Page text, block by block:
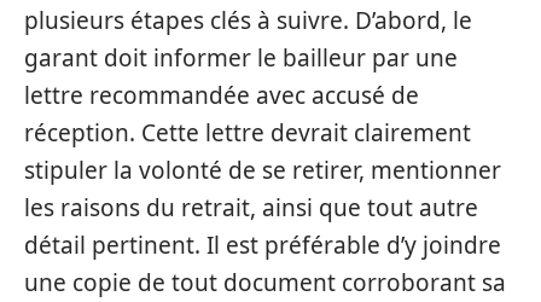
plusieurs étapes clés à suivre. D’abord, le
garant doit informer le bailleur par une
lettre recommandée avec accusé de
réception. Cette lettre devrait clairement
stipuler la volonté de se retirer, mentionner
les raisons du retrait, ainsi que tout autre
détail pertinent. Il est préférable d’y joindre
une copie de tout document corroborant sa